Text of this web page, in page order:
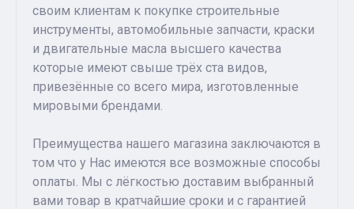
своим клиентам к покупке строительные
инструменты, автомобильные запчасти, краски
и двигательные масла высшего качества
которые имеют свыше трёх ста видов,
привезённые со всего мира, изготовленные
мировыми брендами.
Преимущества нашего магазина заключаются в
том что у Нас имеются все возможные способы
оплаты. Мы с лёгкостью доставим выбранный
вами товар в кратчайшие сроки и с гарантией